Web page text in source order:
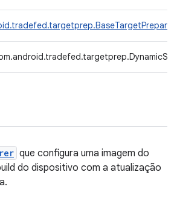
que configura uma imagem do
do dispositivo com a atualização